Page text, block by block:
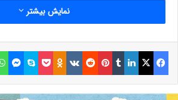
هنوز زود است. صحبت‌هایی که
این است که استودیو می‌خواهد
نمایش بیشتر
فیسبوک ایکس لینکداین تامبلر پینتریست Reddit
VKontakte
Odnoklassniki پاکت اسکایپ مسنجر